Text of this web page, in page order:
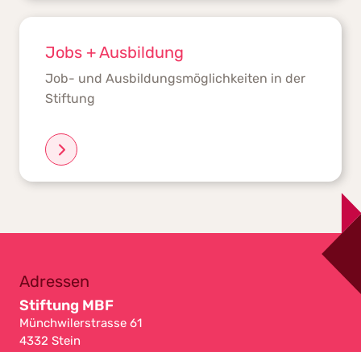
Jobs + Ausbildung
Job- und Ausbildungsmöglichkeiten in der
Stiftung
Adressen
Stiftung MBF
Münchwilerstrasse 61
4332 Stein